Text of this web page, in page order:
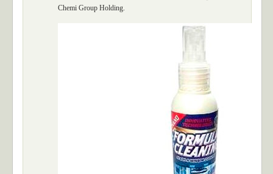
Chemi Group Holding.